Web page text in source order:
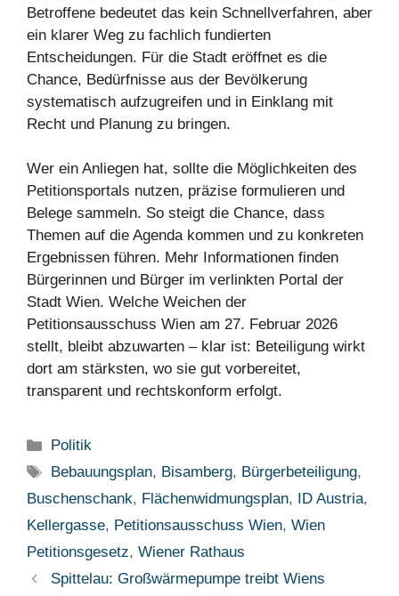
Betroffene bedeutet das kein Schnellverfahren, aber
ein klarer Weg zu fachlich fundierten
Entscheidungen. Für die Stadt eröffnet es die
Chance, Bedürfnisse aus der Bevölkerung
systematisch aufzugreifen und in Einklang mit
Recht und Planung zu bringen.
Wer ein Anliegen hat, sollte die Möglichkeiten des
Petitionsportals nutzen, präzise formulieren und
Belege sammeln. So steigt die Chance, dass
Themen auf die Agenda kommen und zu konkreten
Ergebnissen führen. Mehr Informationen finden
Bürgerinnen und Bürger im verlinkten Portal der
Stadt Wien. Welche Weichen der
Petitionsausschuss Wien am 27. Februar 2026
stellt, bleibt abzuwarten – klar ist: Beteiligung wirkt
dort am stärksten, wo sie gut vorbereitet,
transparent und rechtskonform erfolgt.
Kategorien
Politik
Schlagwörter
Bebauungsplan, Bisamberg, Bürgerbeteiligung,
Buschenschank, Flächenwidmungsplan, ID Austria,
Kellergasse, Petitionsausschuss Wien, Wien
Petitionsgesetz, Wiener Rathaus
Spittelau: Großwärmepumpe treibt Wiens